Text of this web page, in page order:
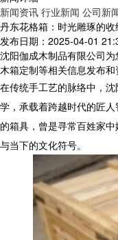
新闻资讯 行业新闻 公司新
丹东花格箱：时光雕琢的
发布日期：2025-04-01
沈阳伽成木制品有限公司
木箱定制等相关信息发布和
在传统手工艺的脉络中，沈
学，承载着跨越时代的匠
的箱具，曾是寻常百姓家
与当下的文化符号。